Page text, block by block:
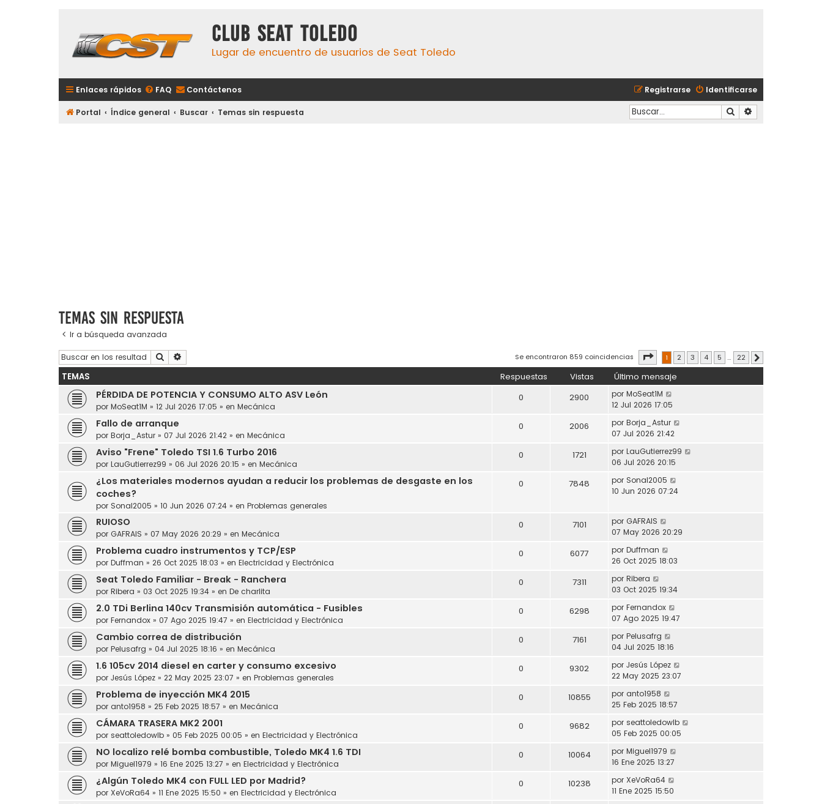
Club Seat Toledo
Lugar de encuentro de usuarios de Seat Toledo
Enlaces rápidos FAQ Contáctenos Identificarse
Registrarse
Portal Índice general Buscar Temas sin respuesta Buscar
Temas sin respuesta
Ir a búsqueda avanzada
Buscar Se encontraron 859 coincidencias Página1 de
1 2 3 4 5 … 22
TEMAS Respuestas Vistas Último mensaje
PÉRDIDA DE POTENCIA Y CONSUMO ALTO ASV León
por MoSeat1M » 12 Jul 2026 17:05 » en Mecánica
0 2900 por MoSeat1M
12 Jul 2026 17:05
Fallo de arranque
por Borja_Astur » 07 Jul 2026 21:42 » en Mecánica
0 2006 por Borja_Astur
07 Jul 2026 21:42
Aviso "Frene" Toledo TSI 1.6 Turbo 2016
por LauGutierrez99 » 06 Jul 2026 20:15 » en Mecánica
0 1721 por LauGutierrez99
06 Jul 2026 20:15
¿Los materiales modernos ayudan a reducir los problemas de desgaste en los
coches?
por Sonal2005 » 10 Jun 2026 07:24 » en Problemas generales
0 7848 por Sonal2005
10 Jun 2026 07:24
RUIOSO
por GAFRAIS » 07 May 2026 20:29 » en Mecánica
0 7101 por GAFRAIS
07 May 2026 20:29
Problema cuadro instrumentos y TCP/ESP
por Duffman » 26 Oct 2025 18:03 » en Electricidad y Electrónica
0 6077 por Duffman
26 Oct 2025 18:03
Seat Toledo Familiar - Break - Ranchera
por Ribera » 03 Oct 2025 19:34 » en De charlita
0 7311 por Ribera
03 Oct 2025 19:34
2.0 TDi Berlina 140cv Transmisión automática - Fusibles
por Fernandox » 07 Ago 2025 19:47 » en Electricidad y Electrónica
0 6298 por Fernandox
07 Ago 2025 19:47
Cambio correa de distribución
por Pelusafrg » 04 Jul 2025 18:16 » en Mecánica
0 7161 por Pelusafrg
04 Jul 2025 18:16
1.6 105cv 2014 diesel en carter y consumo excesivo
por Jesús López » 22 May 2025 23:07 » en Problemas generales
0 9302 por Jesús López
22 May 2025 23:07
Problema de inyección MK4 2015
por anto1958 » 25 Feb 2025 18:57 » en Mecánica
0 10855 por anto1958
25 Feb 2025 18:57
CÁMARA TRASERA MK2 2001
por seattoledowlb » 05 Feb 2025 00:05 » en Electricidad y Electrónica
0 9682 por seattoledowlb
05 Feb 2025 00:05
NO localizo relé bomba combustible, Toledo MK4 1.6 TDI
por Miguel1979 » 16 Ene 2025 13:27 » en Electricidad y Electrónica
0 10064 por Miguel1979
16 Ene 2025 13:27
¿Algún Toledo MK4 con FULL LED por Madrid?
por XeVoRa64 » 11 Ene 2025 15:50 » en Electricidad y Electrónica
0 10238 por XeVoRa64
11 Ene 2025 15:50